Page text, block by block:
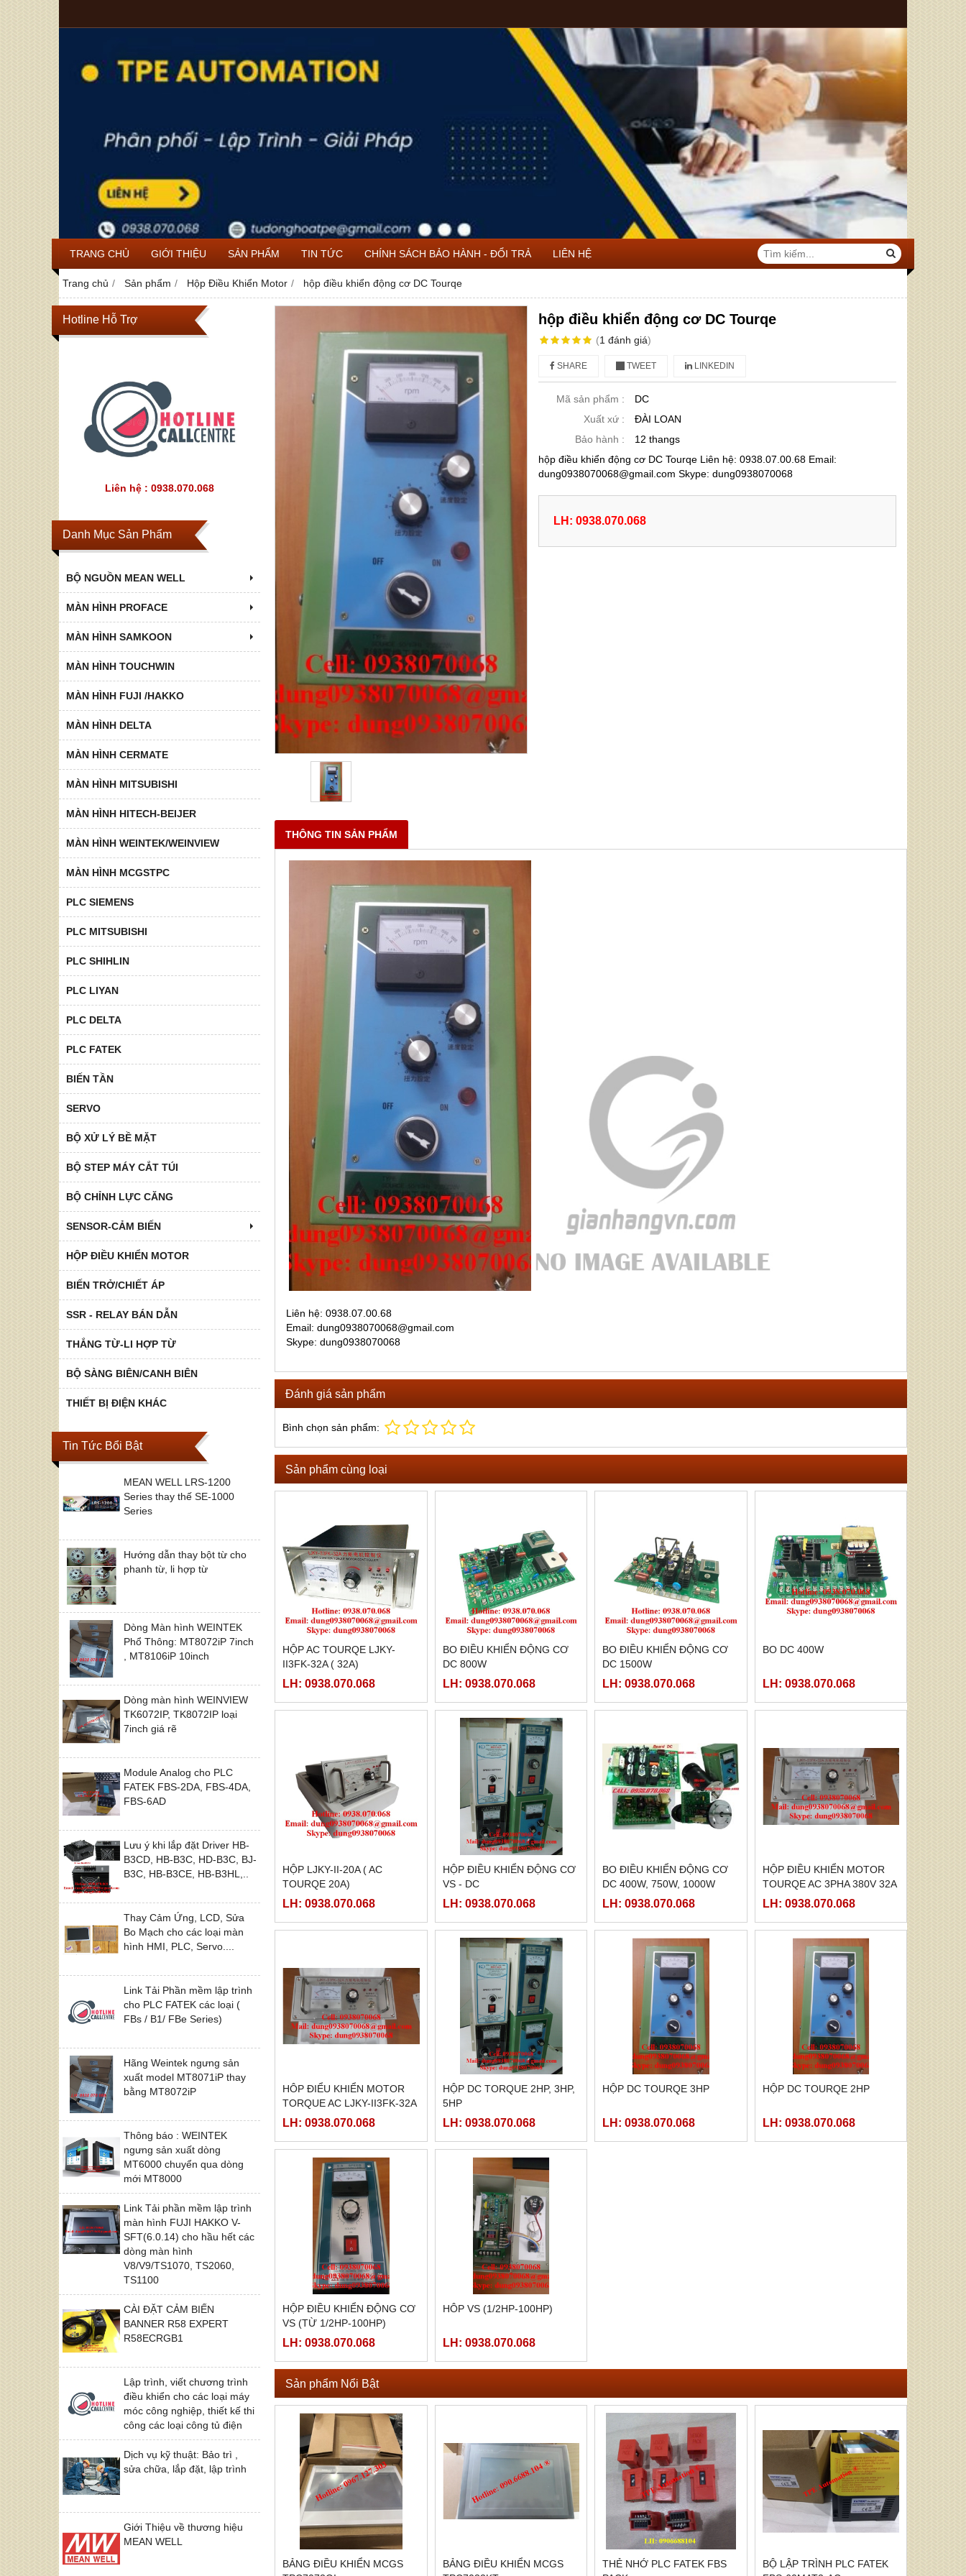
TRANG CHỦ GIỚI THIỆU SẢN PHẨM TIN TỨC CHÍNH SÁCH BẢO HÀNH - ĐỔI TRẢ LIÊN HỆ
Trang chủ Sản phẩm Hộp Điều Khiển Motor hộp điều khiển động cơ DC Tourqe
Hotline Hỗ Trợ
Liên hệ : 0938.070.068
Danh Mục Sản Phẩm
BỘ NGUỒN MEAN WELL
MÀN HÌNH PROFACE
MÀN HÌNH SAMKOON
MÀN HÌNH TOUCHWIN
MÀN HÌNH FUJI /HAKKO
MÀN HÌNH DELTA
MÀN HÌNH CERMATE
MÀN HÌNH MITSUBISHI
MÀN HÌNH HITECH-BEIJER
MÀN HÌNH WEINTEK/WEINVIEW
MÀN HÌNH MCGSTPC
PLC SIEMENS
PLC MITSUBISHI
PLC SHIHLIN
PLC LIYAN
PLC DELTA
PLC FATEK
BIẾN TẦN
SERVO
BỘ XỬ LÝ BỀ MẶT
BỘ STEP MÁY CẮT TÚI
BỘ CHỈNH LỰC CĂNG
SENSOR-CẢM BIẾN
HỘP ĐIỀU KHIỂN MOTOR
BIẾN TRỞ/CHIẾT ÁP
SSR - RELAY BÁN DẪN
THẮNG TỪ-LI HỢP TỪ
BỘ SÀNG BIÊN/CANH BIÊN
THIẾT BỊ ĐIỆN KHÁC
Tin Tức Bổi Bật
MEAN WELL LRS-1200
Series thay thế SE-1000
Series
Hướng dẫn thay bột từ cho
phanh từ, li hợp từ
Dòng Màn hình WEINTEK
Phổ Thông: MT8072iP 7inch
, MT8106iP 10inch
Dòng màn hình WEINVIEW
TK6072IP, TK8072IP loại
7inch giá rẽ
Module Analog cho PLC
FATEK FBS-2DA, FBS-4DA,
FBS-6AD
Lưu ý khi lắp đặt Driver HB-
B3CD, HB-B3C, HD-B3C, BJ-
B3C, HB-B3CE, HB-B3HL,..
Thay Cảm Ứng, LCD, Sửa
Bo Mạch cho các loại màn
hình HMI, PLC, Servo....
Link Tải Phần mềm lập trình
cho PLC FATEK các loại (
FBs / B1/ FBe Series)
Hãng Weintek ngưng sản
xuất model MT8071iP thay
bằng MT8072iP
Thông báo : WEINTEK
ngưng sản xuất dòng
MT6000 chuyển qua dòng
mới MT8000
Link Tải phần mềm lập trình
màn hình FUJI HAKKO V-
SFT(6.0.14) cho hầu hết các
dòng màn hình
V8/V9/TS1070, TS2060,
TS1100
CÀI ĐẶT CẢM BIẾN
BANNER R58 EXPERT
R58ECRGB1
Lập trình, viết chương trình
điều khiển cho các loại máy
móc công nghiệp, thiết kế thi
công các loại công tủ điện
Dịch vụ kỹ thuật: Bảo trì ,
sửa chữa, lắp đặt, lập trình
Giới Thiệu về thương hiệu
MEAN WELL
hộp điều khiển động cơ DC Tourqe
(1 đánh giá)
SHARE TWEET LINKEDIN
Mã sản phẩm :
DC
Xuất xứ :
ĐÀI LOAN
Bảo hành :
12 thangs
hộp điều khiển động cơ DC Tourqe Liên hệ: 0938.07.00.68 Email:
dung0938070068@gmail.com Skype: dung0938070068
LH: 0938.070.068
THÔNG TIN SẢN PHẨM
Liên hệ: 0938.07.00.68
Email: dung0938070068@gmail.com
Skype: dung0938070068
Đánh giá sản phẩm
Bình chọn sản phẩm:
Sản phẩm cùng loại
HỘP AC TOURQE LJKY-
II3FK-32A ( 32A)
LH: 0938.070.068
BO ĐIỀU KHIỂN ĐỘNG CƠ
DC 800W
LH: 0938.070.068
BO ĐIỀU KHIỂN ĐỘNG CƠ
DC 1500W
LH: 0938.070.068
BO DC 400W
LH: 0938.070.068
HỘP LJKY-II-20A ( AC
TOURQE 20A)
LH: 0938.070.068
HỘP ĐIỀU KHIỂN ĐỘNG CƠ
VS - DC
LH: 0938.070.068
BO ĐIỀU KHIỂN ĐỘNG CƠ
DC 400W, 750W, 1000W
LH: 0938.070.068
HỘP ĐIỀU KHIỂN MOTOR
TOURQE AC 3PHA 380V 32A
LH: 0938.070.068
HÔP ĐIỂU KHIỂN MOTOR
TORQUE AC LJKY-II3FK-32A
LH: 0938.070.068
HỘP DC TORQUE 2HP, 3HP,
5HP
LH: 0938.070.068
HỘP DC TOURQE 3HP
LH: 0938.070.068
HỘP DC TOURQE 2HP
LH: 0938.070.068
HỘP ĐIỀU KHIỂN ĐỘNG CƠ
VS (TỪ 1/2HP-100HP)
LH: 0938.070.068
HÔP VS (1/2HP-100HP)
LH: 0938.070.068
Sản phẩm Nổi Bật
BẢNG ĐIỀU KHIỂN MCGS
BẢNG ĐIỀU KHIỂN MCGS
THẺ NHỚ PLC FATEK FBS
BỘ LẬP TRÌNH PLC FATEK